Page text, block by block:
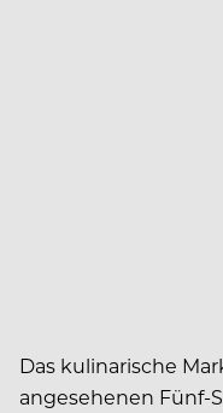
Das kulinarische
angesehenen Fünf-